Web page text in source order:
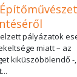
pályázatok
miatt – az
kiküszöbölendő -